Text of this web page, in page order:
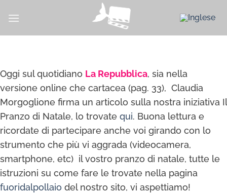
Oggi sul quotidiano La Repubblica, sia nella
versione online che cartacea (pag. 33), Claudia
Morgoglione firma un articolo sulla nostra iniziativa Il
Pranzo di Natale, lo trovate qui. Buona lettura e
ricordate di partecipare anche voi girando con lo
strumento che più vi aggrada (videocamera,
smartphone, etc) il vostro pranzo di natale, tutte le
istruzioni su come fare le trovate nella pagina
fuoridalpollaio del nostro sito, vi aspettiamo!